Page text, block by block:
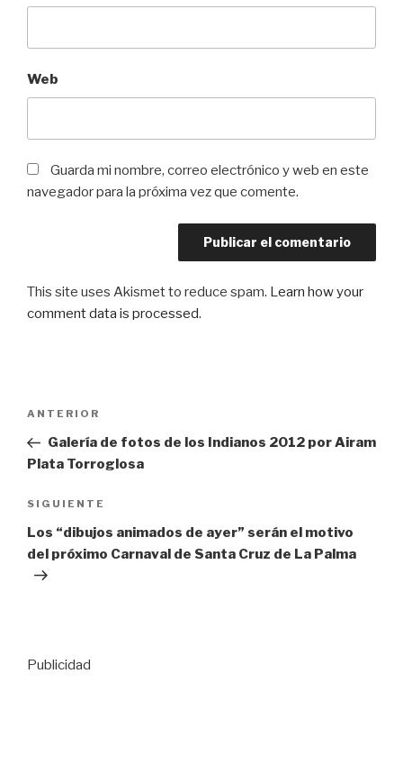
Web
Guarda mi nombre, correo electrónico y web en este
navegador para la próxima vez que comente.
This site uses Akismet to reduce spam. Learn how your
comment data is processed.
entradas
Entrada
anterior:
ANTERIOR
Galería de fotos de los Indianos 2012 por Airam
Plata Torroglosa
Siguiente
entrada
SIGUIENTE
Los “dibujos animados de ayer” serán el motivo
del próximo Carnaval de Santa Cruz de La Palma
Publicidad